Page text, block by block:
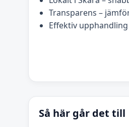
Transparens –
Effektiv
Så här går det till